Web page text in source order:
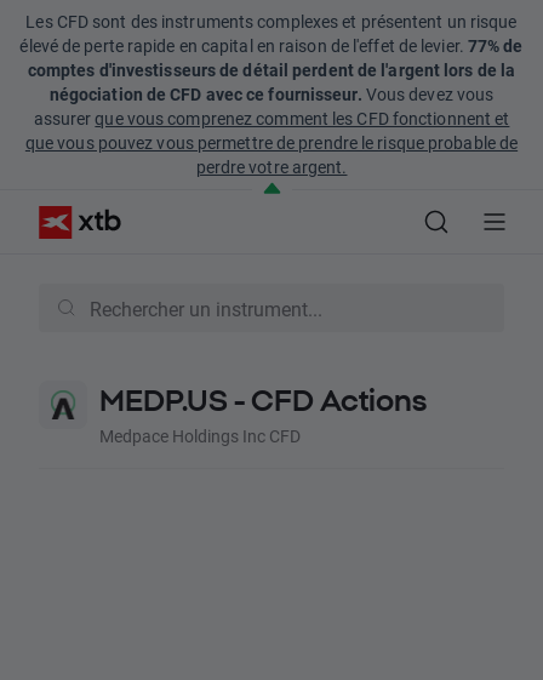
Les CFD sont des instruments complexes et présentent un risque
élevé de perte rapide en capital en raison de l'effet de levier. 77% de
comptes d'investisseurs de détail perdent de l'argent lors de la
négociation de CFD avec ce fournisseur. Vous devez vous
assurerque vous comprenez comment les CFD fonctionnent et
que vous pouvez vous permettre de prendre le risque probable de
perdre votre argent.
MEDP.US - CFD Actions
Medpace Holdings Inc CFD